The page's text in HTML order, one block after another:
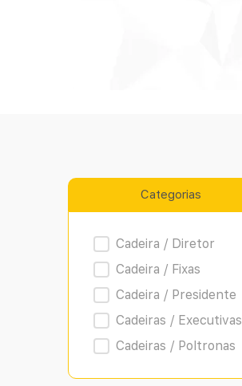
Categorias
Product Archive
Cadeira / Diretor
Cadeira / Fixas
Cadeira / Presidente
Cadeiras / Executivas
Cadeiras / Poltronas